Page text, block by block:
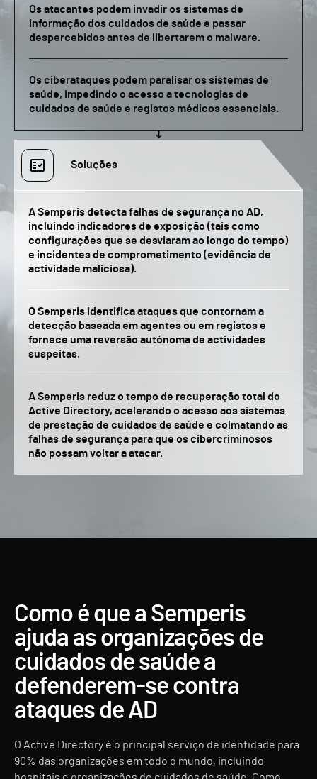
Soluções
A Semperis detecta falhas de segurança no AD,
incluindo indicadores de exposição (tais como
configurações que se desviaram ao longo do tempo)
e incidentes de comprometimento (evidência de
actividade maliciosa).
Os atacantes podem invadir os sistemas de
informação dos cuidados de saúde e passar
despercebidos antes de libertarem o malware.
O Semperis identifica ataques que contornam a
detecção baseada em agentes ou em registos e
fornece uma reversão autónoma de actividades
suspeitas.
Os ciberataques podem paralisar os sistemas de
saúde, impedindo o acesso a tecnologias de
cuidados de saúde e registos médicos essenciais.
A Semperis reduz o tempo de recuperação total do
Active Directory, acelerando o acesso aos sistemas
de prestação de cuidados de saúde e colmatando as
falhas de segurança para que os cibercriminosos
não possam voltar a atacar.
Como é que a Semperis
ajuda as organizações de
cuidados de saúde a
defenderem-se contra
ataques de AD
O Active Directory é o principal serviço de identidade para
90% das organizações em todo o mundo, incluindo